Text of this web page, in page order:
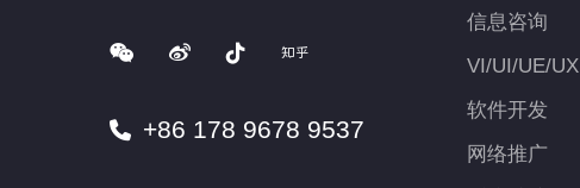
+86 178 9678 9537
信息咨询
VI/UI/UE/UX
软件开发
网络推广